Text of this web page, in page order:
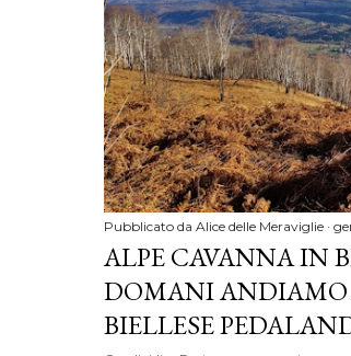
Pubblicato da Alice delle Meraviglie
ALPE CAVANNA IN
DOMANI ANDIAMO
BIELLESE